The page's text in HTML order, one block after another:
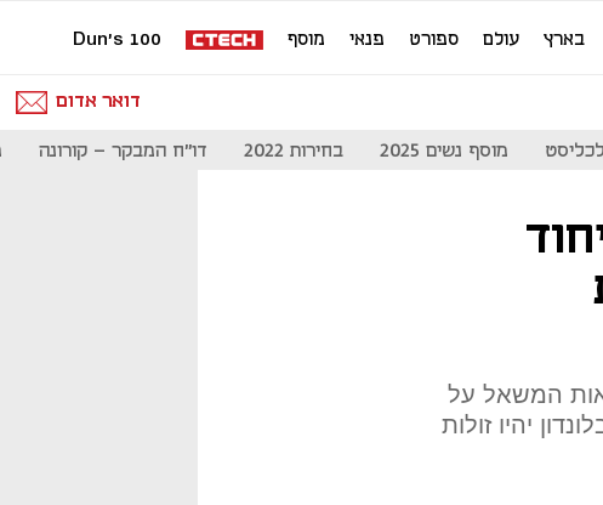
בארץ עולם ספורט פנאי מוסף Dun's 100
דואר אדום
מוסף נשים 2025 בחירות 2022 דו"ח המבקר - קורונה
המשאל על
יהיו זולות